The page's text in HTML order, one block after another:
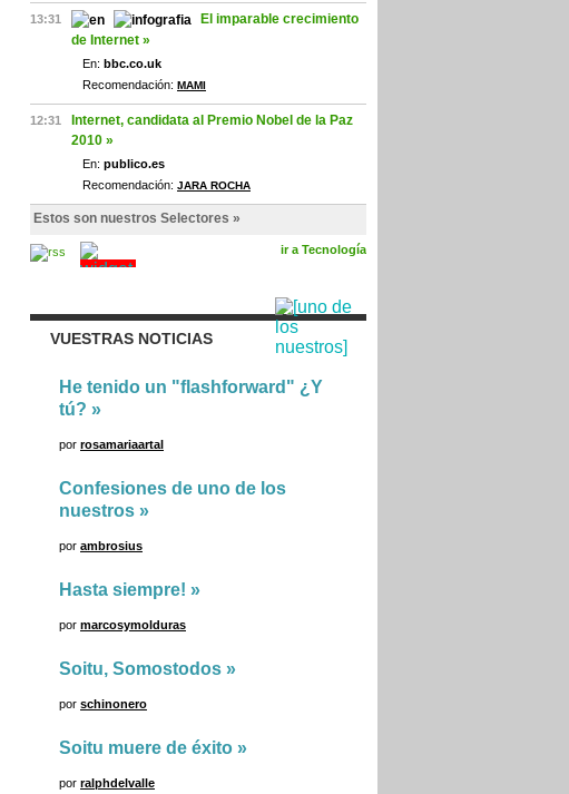
13:31
El imparable crecimiento
de Internet »
En: bbc.co.uk
Recomendación: MAMI
12:31
Internet, candidata al Premio Nobel de la Paz
2010 »
En: publico.es
Recomendación: JARA ROCHA
Estos son nuestros Selectores »
ir a Tecnología
VUESTRAS NOTICIAS
He tenido un "flashforward" ¿Y
tú? »
por rosamariaartal
Confesiones de uno de los
nuestros »
por ambrosius
Hasta siempre! »
por marcosymolduras
Soitu, Somostodos »
por schinonero
Soitu muere de éxito »
por ralphdelvalle